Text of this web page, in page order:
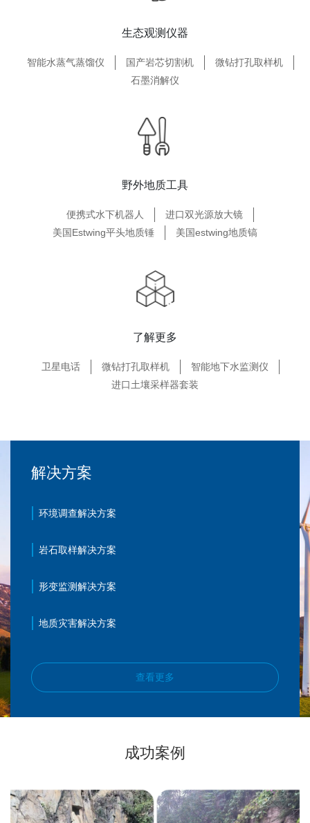
生态观测仪器
智能水蒸气蒸馏仪 国产岩芯切割机
微钻打孔取样机
石墨消解仪
野外地质工具
便携式水下机器人
进口双光源放大镜
美国Estwing平头地质锤
美国estwing地质镐
了解更多
卫星电话 微钻打孔取样机
智能地下水监测仪
进口土壤采样器套装
解决方案
环境调查解决方案
岩石取样解决方案
形变监测解决方案
地质灾害解决方案
查看更多
成功案例